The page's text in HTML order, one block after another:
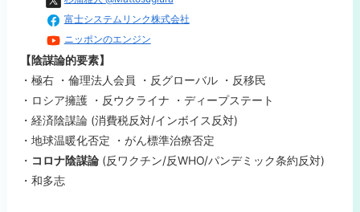
富士システムリンク株式会社
ニッポンのエンジン
【陰謀論的要素】
・極右 ・倫理法人会員 ・反グローバル ・反移民
・ロシア擁護 ・反ウクライナ ・ディープステート
・経済陰謀論 (消費税反対/インボイス反対)
・地球温暖化否定 ・がん標準治療否定
・ コロナ陰謀論(反ワクチン/反WHO/パンデミック条約反対)
・和多志